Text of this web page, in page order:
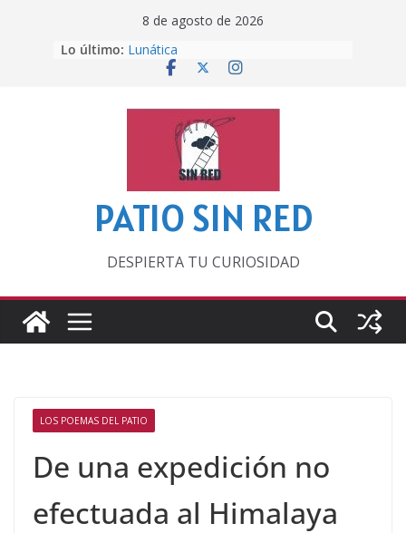
8 de agosto de 2026
Lo último: Lunática
Pero, hasta entonces…
‘La broma infinita’ de recomendar
lecturas veraniegas
Otra del Mundial
PATIO SIN RED
DESPIERTA TU CURIOSIDAD
LOS POEMAS DEL PATIO
De una expedición no
efectuada al Himalaya